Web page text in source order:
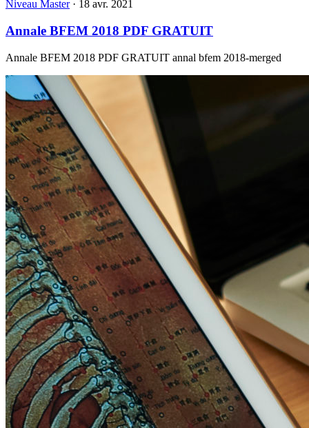
Niveau Master · 18 avr. 2021
Annale BFEM 2018 PDF GRATUIT
Annale BFEM 2018 PDF GRATUIT annal bfem 2018-merged